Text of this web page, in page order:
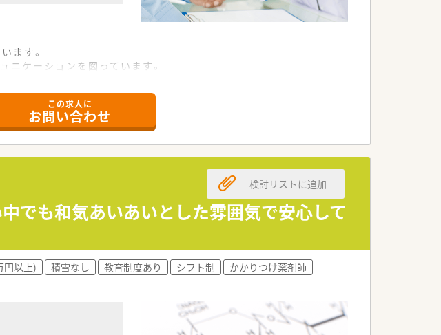
ます。
ニケーションを図っています。
しています。
に合わせた学ぶ環境が充実しています。
舗運営に携わる方など、自身の志向に合わせたキャリアが描け
この求人に
お問い合わせ
でも和気あいあいとした雰囲気で安心して
検討リストに追加
円以上) 積雪なし 教育制度あり シフト制
かかりつけ薬剤師